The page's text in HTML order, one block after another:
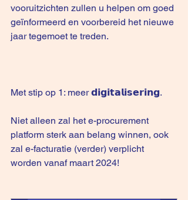
vooruitzichten zullen u helpen om goed
geïnformeerd en voorbereid het nieuwe
jaar tegemoet te treden.
Met stip op 1: meer 𝗱𝗶𝗴𝗶𝘁𝗮𝗹𝗶𝘀𝗲𝗿𝗶𝗻𝗴.
Niet alleen zal het e-procurement
platform sterk aan belang winnen, ook
zal e-facturatie (verder) verplicht
worden vanaf maart 2024!